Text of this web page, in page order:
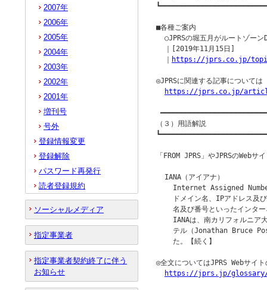
■各種ご案内
○JPRSの堀五月がルートゾー
  ｜[2019年11月15日]
https://jprs.co.jp/
◎JPRSに関連する記事について
https://jprs.co.jp/
（３）用語解説
「FROM JPRS」やJPRSのWeb
  IANA（アイアナ）
Internet Assigned
ドメイン名、IPアドレス及
名及び番号といったインタ
IANAは、南カリフォルニア
テル（Jonathan Bruce
    た。【続く】
◎全文についてはJPRS Webサイ
https://jprs.jp/glossary/
2007年
2006年
2005年
2004年
2003年
2002年
2001年
増刊号
号外
登録情報変更
登録解除
パスワード再発行
読者登録規約
ソーシャルメディア
指定事業者
指定事業者契約終了に伴う
お知らせ